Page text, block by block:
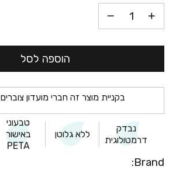
הוספה לסל
בקניית מוצר זה חברי מועדון צוברים
נבדק
דרמטולוגית
ללא גלוטן
טבעוני
באישור
PETA
Brand: